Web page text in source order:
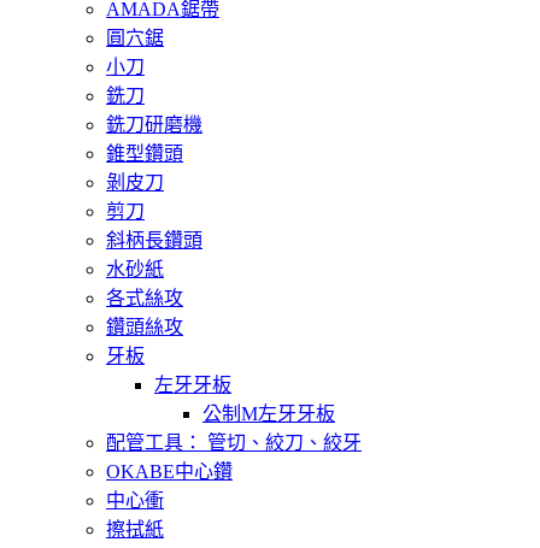
AMADA鋸帶
圓穴鋸
小刀
銑刀
銑刀研磨機
錐型鑽頭
剝皮刀
剪刀
斜柄長鑽頭
水砂紙
各式絲攻
鑽頭絲攻
牙板
左牙牙板
公制M左牙牙板
配管工具： 管切、絞刀、絞牙
OKABE中心鑽
中心衝
擦拭紙